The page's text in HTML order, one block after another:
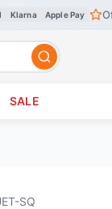
Klarna Apple Pay
SALE
SQ